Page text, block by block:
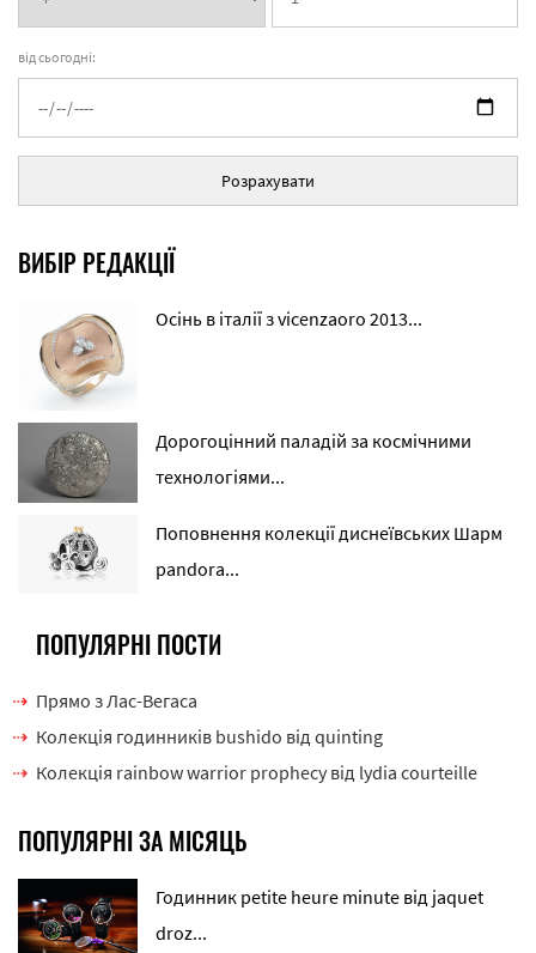
від сьогодні:
Розрахувати
ВИБІР РЕДАКЦІЇ
Осінь в італії з vicenzaoro 2013...
Дорогоцінний паладій за космічними
технологіями...
Поповнення колекції диснеївських Шарм
pandora...
ПОПУЛЯРНІ ПОСТИ
Прямо з Лас-Вегаса
Колекція годинників bushido від quinting
Колекція rainbow warrior prophecy від lydia courteille
ПОПУЛЯРНІ ЗА МІСЯЦЬ
Годинник petite heure minute від jaquet
droz...